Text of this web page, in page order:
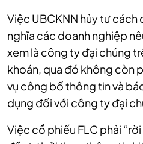
Việc UBCKNN hủy tư
nghĩa các doanh nghiệp
xem là công ty đại chúng
khoán, qua đó không còn
vụ công bố thông tin và
dụng đối với công ty đại
Việc cổ phiếu FLC phải